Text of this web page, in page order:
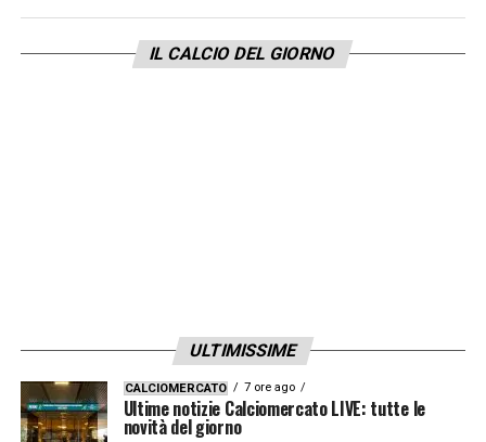
per gli anni a venire e dovrà trovare
un’intesa sostenibile con il giocatore.
IL CALCIO DEL GIORNO
ULTIMISSIME
CALCIOMERCATO 7 ore ago
Ultime notizie Calciomercato LIVE: tutte le
novità del giorno